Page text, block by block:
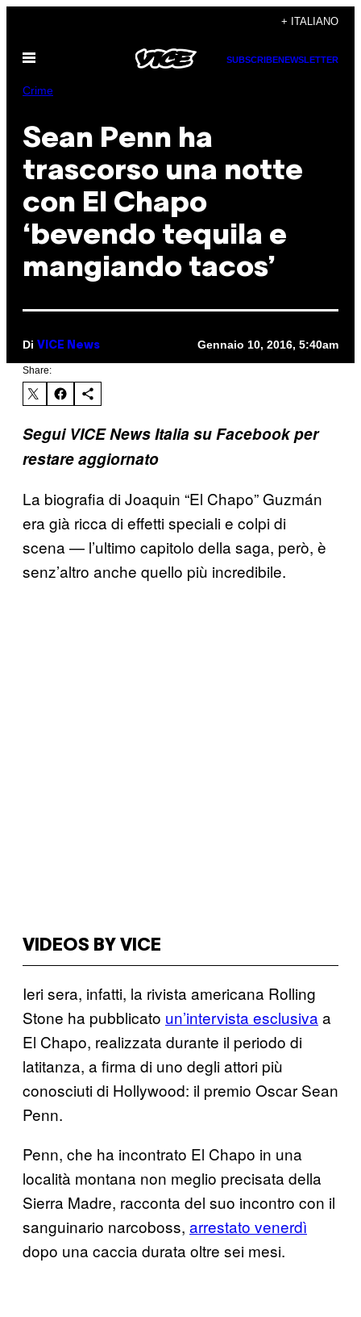
contenuto
+ ITALIANO
Apri
SUBSCRIBENEWSLETTER
Crime
Sean Penn ha
trascorso una notte
con El Chapo
‘bevendo tequila e
mangiando tacos’
Di VICE News Gennaio 10, 2016, 5:40am
Share:
Segui VICE News Italia su Facebook per
restare aggiornato
La biografia diJoaquin “El Chapo” Guzmán
era già ricca di effetti speciali e colpi di
scena — l’ultimo capitolo della saga, però, è
senz’altro anche quello più incredibile.
VIDEOS BY VICE
Ieri sera, infatti, la rivista americana Rolling
Stone ha pubblicato un’intervista esclusiva a
El Chapo, realizzata durante il periodo di
latitanza, a firma di uno degli attori più
conosciuti di Hollywood: il premio Oscar Sean
Penn.
Penn, che ha incontrato El Chapo in una
località montana non meglio precisata della
Sierra Madre, racconta del suo incontro con il
sanguinario narcoboss, arrestato venerdì
dopo una caccia durata oltre sei mesi.